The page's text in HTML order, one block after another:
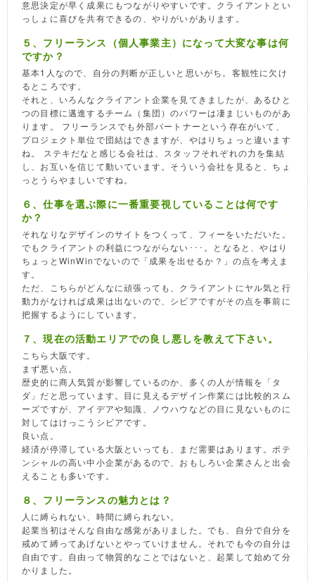
意思決定が早く成果にもつながりやすいです。クライアントとい
っしょに喜びを共有できるの、やりがいがあります。
５、フリーランス（個人事業主）になって大変な事は何
ですか？
基本1人なので、自分の判断が正しいと思いがち。客観性に欠け
るところです。
それと、いろんなクライアント企業を見てきましたが、あるひと
つの目標に邁進するチーム（集団）のパワーは凄まじいものがあ
ります。 フリーランスでも外部パートナーという存在がいて、
プロジェクト単位で団結はできますが、やはりちょっと違います
ね。 ステキだなと感じる会社は、スタッフそれぞれの力を集結
し、お互いを信じて動いています。そういう会社を見ると、ちょ
っとうらやましいですね。
６、仕事を選ぶ際に一番重要視していることは何です
か？
それなりなデザインのサイトをつくって、フィーをいただいた。
でもクライアントの利益につながらない･･･。となると、やはり
ちょっとWinWinでないので「成果を出せるか？」の点を考えま
す。
ただ、こちらがどんなに頑張っても、クライアントにヤル気と行
動力がなければ成果は出ないので、シビアですがその点を事前に
把握するようにしています。
７、現在の活動エリアでの良し悪しを教えて下さい。
こちら大阪です。
まず悪い点。
歴史的に商人気質が影響しているのか、多くの人が情報を「タ
ダ」だと思っています。目に見えるデザイン作業には比較的スム
ーズですが、アイデアや知識、ノウハウなどの目に見ないものに
対してはけっこうシビアです。
良い点。
経済が停滞している大阪といっても、まだ需要はあります。ポテ
ンシャルの高い中小企業があるので、おもしろい企業さんと出会
えることも多いです。
８、フリーランスの魅力とは？
人に縛られない、時間に縛られない。
起業当初はそんな自由な感覚がありました。でも、自分で自分を
戒めて縛ってあげないとやっていけません。それでも今の自分は
自由です。自由って物質的なことではないと、起業して始めて分
かりました。